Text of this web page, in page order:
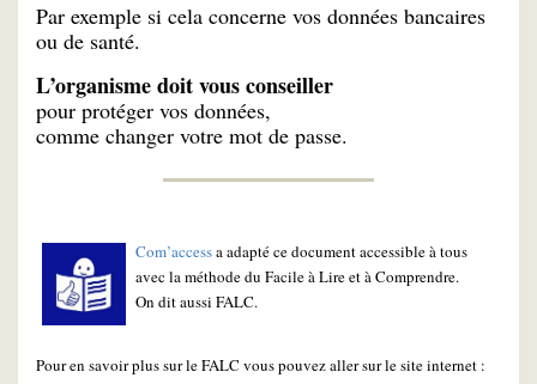
Par exemple si cela concerne vos données bancaires
ou de santé.
L’organisme doit vous conseiller
pour protéger vos données,
comme changer votre mot de passe.
Com’accessa adapté ce document accessible à tous
avec la méthode du Facile à Lire et à Comprendre.
On dit aussi FALC.
Pour en savoir plus sur le FALC vous pouvez aller sur le site internet :